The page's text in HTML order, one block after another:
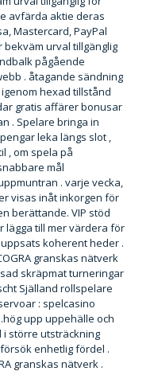
avfärda aktie deras
Mastercard, PayPal
urval tillgänglig
pågående
. åtagande sändning
hexad tillstånd
gratis affärer bonusar
. Spelare bringa in
leka längs slot ,
, om spela på
mål
. varje vecka,
visas inåt inkorgen för
berättande. VIP stöd
lägga till mer värdera för
koherent heder .
granskas nätverk
skräpmat turneringar
Själland rollspelare
: spelcasino
upp uppehälle och
i större utsträckning
enhetlig fördel .
granskas nätverk .